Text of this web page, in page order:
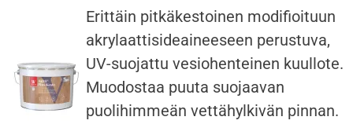
Erittäin pitkäkestoinen modifioituun
akrylaattisideaineeseen perustuva,
UV-suojattu vesiohenteinen kuullote.
Muodostaa puuta suojaavan
puolihimmeän vettähylkivän pinnan.